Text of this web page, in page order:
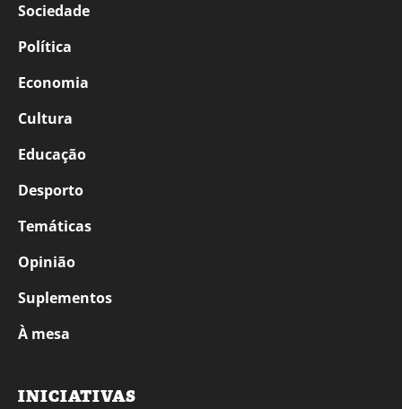
Sociedade
Política
Economia
Cultura
Educação
Desporto
Temáticas
Opinião
Suplementos
À mesa
INICIATIVAS